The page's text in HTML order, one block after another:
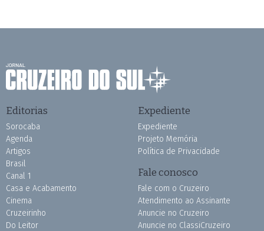
Editorias
Sorocaba
Agenda
Artigos
Brasil
Canal 1
Casa e Acabamento
Cinema
Cruzeirinho
Do Leitor
Expediente
Expediente
Projeto Memória
Política de Privacidade
Fale conosco
Fale com o Cruzeiro
Atendimento ao Assinante
Anuncie no Cruzeiro
Anuncie no ClassiCruzeiro